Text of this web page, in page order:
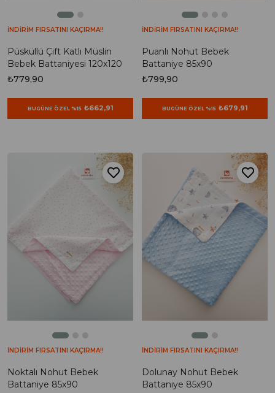
Püsküllü Çift Katlı Müslin
Bebek Battaniyesi 120x120
₺779,90
BUGÜNE ÖZEL %15 ₺662,91
İNDİRİM FIRSATINI KAÇIRMA!!
Puanlı Nohut Bebek
Battaniye 85x90
₺799,90
BUGÜNE ÖZEL %15 ₺679,91
İNDİRİM FIRSATINI KAÇIRMA!!
Noktalı Nohut Bebek
Battaniye 85x90
İNDİRİM FIRSATINI KAÇIRMA!!
Dolunay Nohut Bebek
Battaniye 85x90
İNDİRİM FIRSATINI KAÇIRMA!!